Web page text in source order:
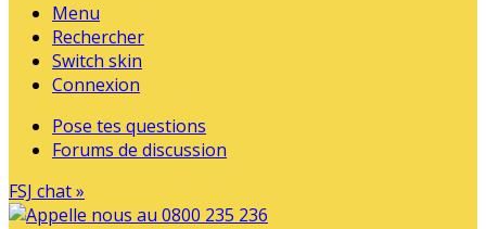
Menu
Rechercher
Switch skin
Connexion
Pose tes questions
Forums de discussion
FSJ chat »